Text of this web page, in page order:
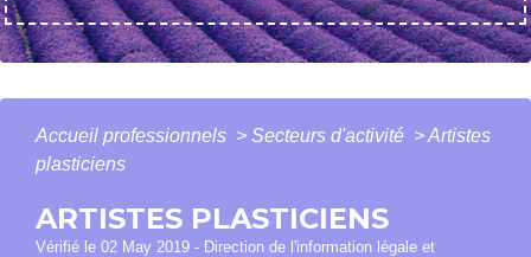
Accueil professionnels > Secteurs d'activité >Artistes
plasticiens
ARTISTES PLASTICIENS
Vérifié le 02 May 2019 - Direction de l'information légale et